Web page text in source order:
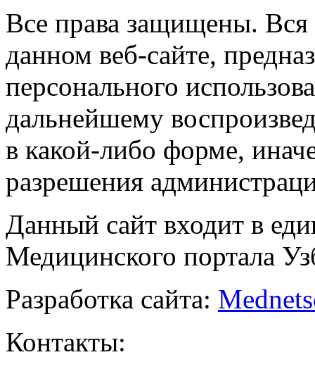
Все права защищены.
данном веб-сайте,
персонального
дальнейшему
в какой-либо форме,
разрешения
Данный сайт входит в
Медицинского портала
Разработка сайта:
Контакты: